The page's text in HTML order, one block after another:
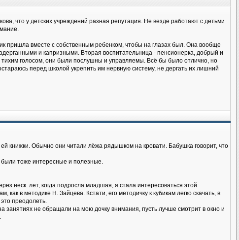
что у детских учреждений разная репутация. Не везде работают с детьми
пришла вместе с собственным ребенком, чтобы на глазах был. Она вообще
и капризными. Вторая воспитательница - пенсионерка, добрый и
голосом, они были послушны и управляемы. Всё бы было отлично, но
перед школой укрепить им нервную систему, не дергать их лишний
книжки. Обычно они читали лёжа рядышком на кровати. Бабушка говорит, что
были тоже интересные и полезные.
неск. лет, когда подросла младшая, я стала интересоваться этой
в методике Н. Зайцева. Кстати, его методичку к кубикам легко скачать, в
преодолеть.
занятиях не обращали на мою дочку внимания, пусть лучше смотрит в окно и